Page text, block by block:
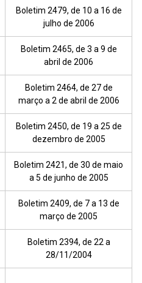
Boletim 2479, de 10 a 16 de
julho de 2006
Boletim 2465, de 3 a 9 de
abril de 2006
Boletim 2464, de 27 de
março a 2 de abril de 2006
Boletim 2450, de 19 a 25 de
dezembro de 2005
Boletim 2421, de 30 de maio
a 5 de junho de 2005
Boletim 2409, de 7 a 13 de
março de 2005
Boletim 2394, de 22 a
28/11/2004